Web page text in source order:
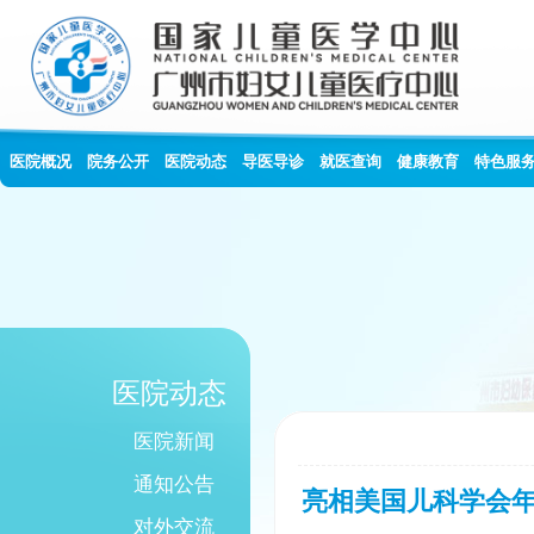
医院概况 院务公开 医院动态 导医导诊 就医查询 健康教育 特色服
医院动态
医院新闻
通知公告
对外交流
亮相美国儿科学会